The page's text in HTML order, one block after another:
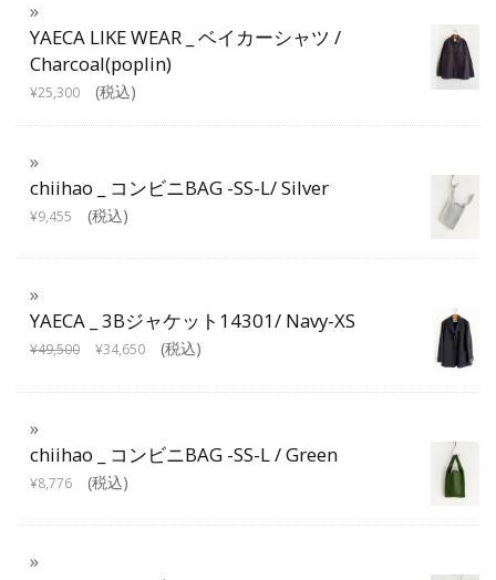
YAECA LIKE WEAR _ ベイカーシャツ /
Charcoal(poplin)
¥25,300 (税込)
chiihao _ コンビニBAG -SS-L/ Silver
¥9,455 (税込)
YAECA _ 3Bジャケット14301/ Navy-XS
¥49,500 ¥34,650 (税込)
chiihao _ コンビニBAG -SS-L / Green
¥8,776 (税込)